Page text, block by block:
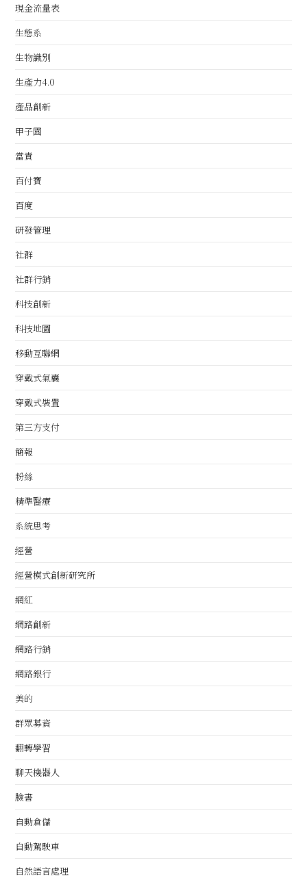
現金流量表
生態系
生物識別
生產力4.0
產品創新
甲子園
當責
百付寶
百度
研發管理
社群
社群行銷
科技創新
科技地圖
移動互聯網
穿戴式氣囊
穿戴式裝置
第三方支付
簡報
粉絲
精準醫療
系統思考
經營
經營模式創新研究所
網紅
網路創新
網路行銷
網路銀行
美的
群眾募資
翻轉學習
聊天機器人
臉書
自動倉儲
自動駕駛車
自然語言處理